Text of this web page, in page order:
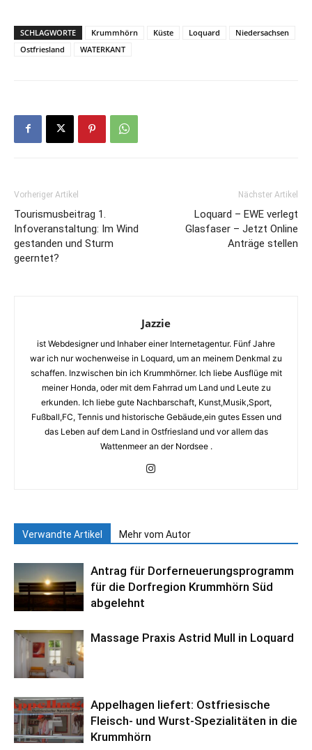
SCHLAGWORTE Krummhörn Küste Loquard
Niedersachsen
Ostfriesland
WATERKANT
Vorheriger Artikel
Tourismusbeitrag 1.
Infoveranstaltung: Im Wind
gestanden und Sturm
geerntet?
Nächster Artikel
Loquard – EWE verlegt
Glasfaser – Jetzt Online
Anträge stellen
Jazzie
ist Webdesigner und Inhaber einer Internetagentur. Fünf Jahre
war ich nur wochenweise in Loquard, um an meinem Denkmal zu
schaffen. Inzwischen bin ich Krummhörner. Ich liebe Ausflüge mit
meiner Honda, oder mit dem Fahrrad um Land und Leute zu
erkunden. Ich liebe gute Nachbarschaft, Kunst,Musik,Sport,
Fußball,FC, Tennis und historische Gebäude,ein gutes Essen und
das Leben auf dem Land in Ostfriesland und vor allem das
Wattenmeer an der Nordsee .
Verwandte Artikel Mehr vom Autor
Antrag für Dorferneuerungsprogramm
für die Dorfregion Krummhörn Süd
abgelehnt
Massage Praxis Astrid Mull in Loquard
Appelhagen liefert: Ostfriesische
Fleisch- und Wurst-Spezialitäten in die
Krummhörn